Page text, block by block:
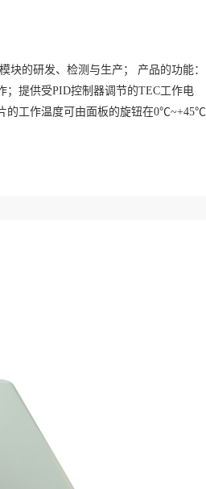
块的研发、检测与生产； 产品的功能：
；提供受PID控制器调节的TEC工作电
的工作温度可由面板的旋钮在0℃~+45℃